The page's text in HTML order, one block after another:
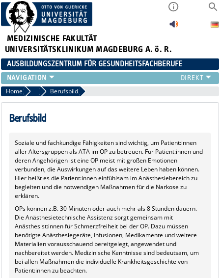
MEDIZINISCHE FAKULTÄT
UNIVERSITÄTSKLINIKUM MAGDEBURG A. ö. R.
AUSBILDUNGSZENTRUM FÜR GESUNDHEITSFACHBERUFE
AUSBILDUNG
FORT- UND WEITERBILDUNGEN
DUALES STUDIUM HEBAMMENWISSENSCHAFT
AZG INTERN
Home Klappbox ATA
Berufsbild
Berufsbild
Soziale und fachkundige Fähigkeiten sind wichtig, um Patient:innen
aller Altersgruppen als ATA im OP zu betreuen. Für Patient:innen und
deren Angehörigen ist eine OP meist mit großen Emotionen
verbunden, die Auswirkungen auf das weitere Leben haben können.
Hier heißt es die Patient:innen einfühlsam im Anästhesiebereich zu
begleiten und die notwendigen Maßnahmen für die Narkose zu
erklären.
OPs können z.B. 30 Minuten oder auch mehr als 8 Stunden dauern.
Die Anästhesietechnische Assistenz sorgt gemeinsam mit
Anästhesist:innen für Schmerzfreiheit bei der OP. Dazu müssen
benötigte Anästhesiegeräte, Infusionen, Medikamente und weitere
Materialien vorausschauend bereitgelegt, angewendet und
nachbereitet werden. Medizinische Kenntnisse sind bedeutsam, um
bei allen Maßnahmen die individuelle Krankheitsgeschichte von
Patient:innen zu beachten.